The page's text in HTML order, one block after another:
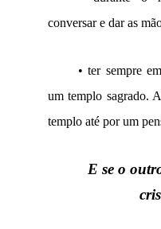
conversar e dar as
•ter sempre
um templo sagrado.
templo até por um
E se o